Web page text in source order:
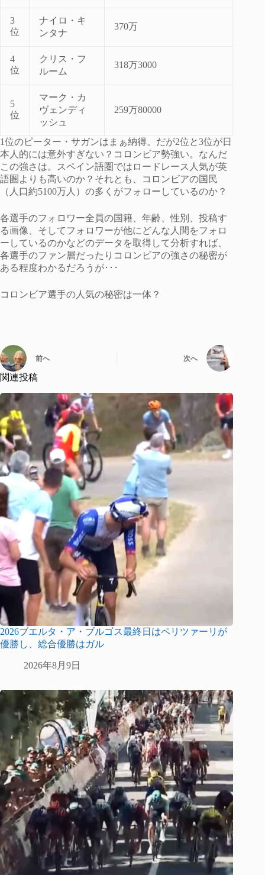
3
位
ナイロ・キ
ンタナ
370万
4
位
クリス・フ
ルーム
318万3000
5
位
マーク・カ
ヴェンディ
ッシュ
259万80000
1位のピーター・サガンはまぁ納得。だが2位と3位が日
本人的には意外すぎない？コロンビア勢強い。なんだ
この強さは。スペイン語圏ではロードレース人気が英
語圏よりも高いのか？それとも、コロンビアの国民
（人口約5100万人）の多くがフォローしているのか？
各選手のフォロワー全員の国籍、年齢、性別、投稿す
る画像、そしてフォロワーが他にどんな人間をフォロ
ーしているのかなどのデータを取得して分析すれば、
各選手のファン層だったりコロンビアの強さの秘密が
ある程度わかるだろうが･･･
コロンビア選手の人気の秘密は一体？
前へ 次へ
関連投稿
2026ブエルタ・ア・ブルゴス最終日はペリツァーリが
優勝し、総合優勝はガル
2026年8月9日